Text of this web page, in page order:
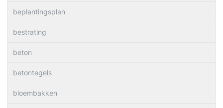
beplantingsplan
bestrating
beton
betontegels
bloembakken